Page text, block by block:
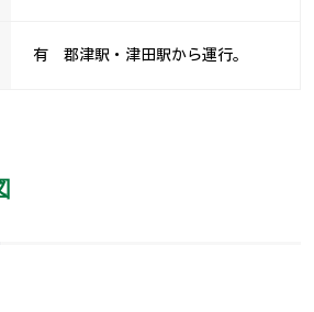
有 郡津駅・津田駅から運行。